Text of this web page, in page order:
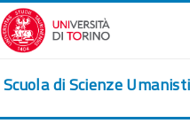
Перейти к основному
Scuola di Scienze